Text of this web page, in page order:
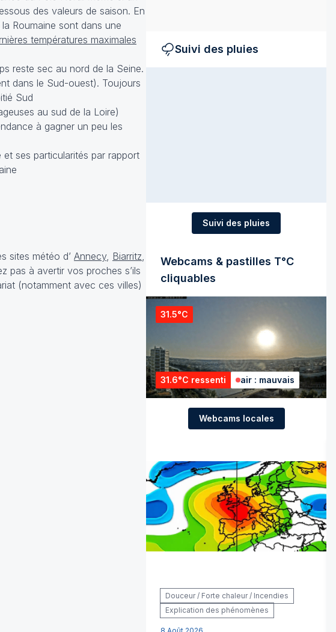
des valeurs de saison. En
Roumaine sont dans une
températures maximales
reste sec au nord de la Seine.
dans le Sud-ouest). Toujours
Sud
au sud de la Loire)
à gagner un peu les
ses particularités par rapport
sites météo d’ Annecy, Biarritz,
pas à avertir vos proches s’ils
(notamment avec ces villes)
Suivi des pluies
Suivi des pluies
Webcams & pastilles T°C
cliquables
31.5°C
31.6°C ressenti air : mauvais
Webcams locales
Douceur / Forte chaleur / Incendies
Explication des phénomènes